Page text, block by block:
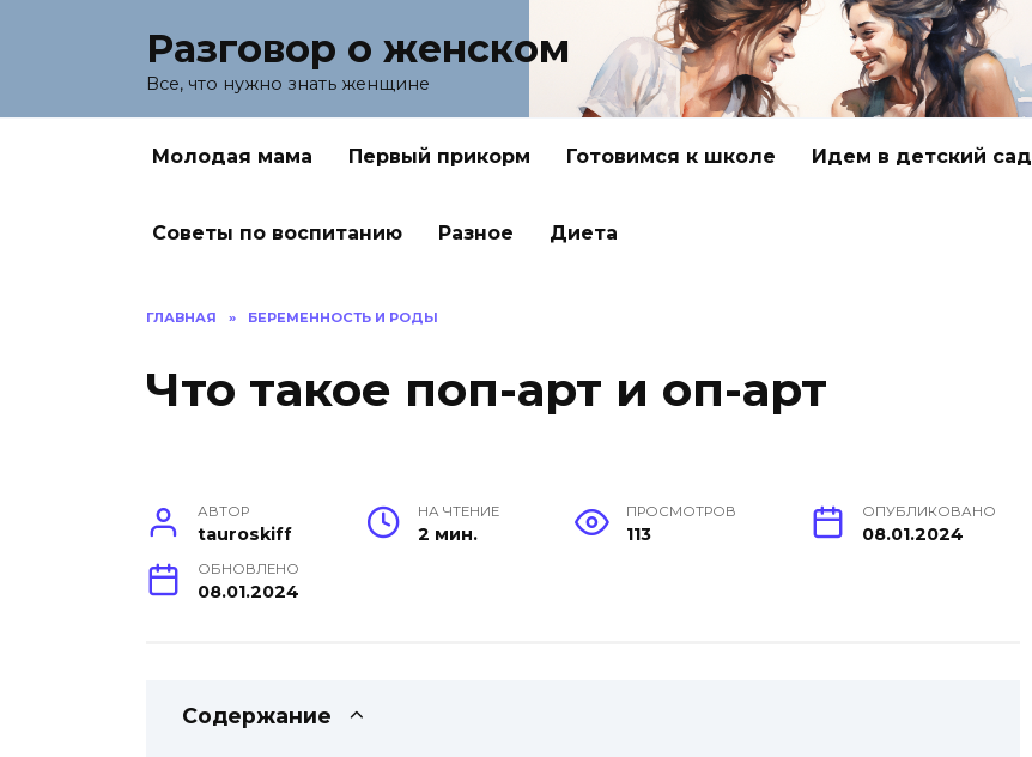
Разговор о женском
Все, что нужно знать женщине
Молодая мама Первый прикорм Готовимся к школе Идем в детский сад
Советы по воспитанию Разное Диета
ГЛАВНАЯ » БЕРЕМЕННОСТЬ И РОДЫ
Что такое поп-арт и оп-арт
АВТОР
tauroskiff
НА ЧТЕНИЕ
2 мин.
ПРОСМОТРОВ
113
ОПУБЛИКОВАНО
08.01.2024
ОБНОВЛЕНО
08.01.2024
Содержание